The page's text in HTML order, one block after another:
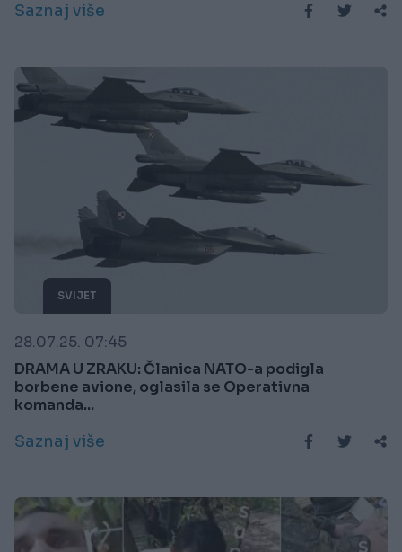
Saznaj više
SVIJET
28.07.25. 07:45
DRAMA U ZRAKU: Članica NATO-a podigla
borbene avione, oglasila se Operativna
komanda...
Saznaj više